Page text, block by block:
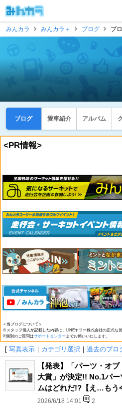
みんカラ
みんカラ＋ ブログ ブ
ブログ 愛車紹介 アルバム
<PR情報>
＜当ブログについて＞
※スタッフ個人が記載した内容は、LINEヤフー株式会社の正式な見
※個別のご質問はサポートセンターまでお願いいたします。
[ 写真表示 ｜ カテゴリ選択 ｜ 過去のブロ
【発表】「パーツ・オ
大賞」が決定!! No.1パ
ムはどれだ!?【え…もう
2026/6/18 14:01 2